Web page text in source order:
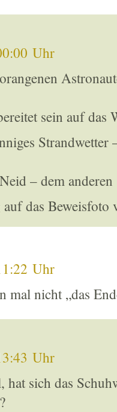
Uhr
sein auf das
Strandwetter
– dem
das Beweisfoto
Uhr
mal nicht „das
Uhr
hat sich das